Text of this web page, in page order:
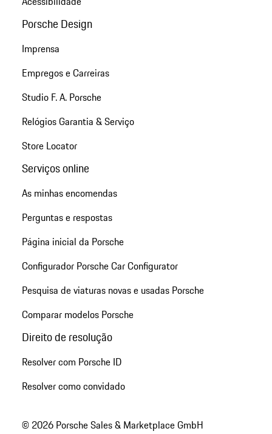
Porsche Design
Imprensa
Empregos e Carreiras
Studio F. A. Porsche
Relógios Garantia & Serviço
Store Locator
Serviços online
As minhas encomendas
Perguntas e respostas
Página inicial da Porsche
Configurador Porsche Car Configurator
Pesquisa de viaturas novas e usadas Porsche
Comparar modelos Porsche
Direito de resolução
Resolver com Porsche ID
Resolver como convidado
© 2026 Porsche Sales & Marketplace GmbH